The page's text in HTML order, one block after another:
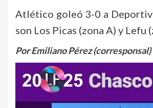
Atlético goleó 3-0 a
son Los Picas (zona A) y Lefu
Por Emiliano Pérez (corresponsal)